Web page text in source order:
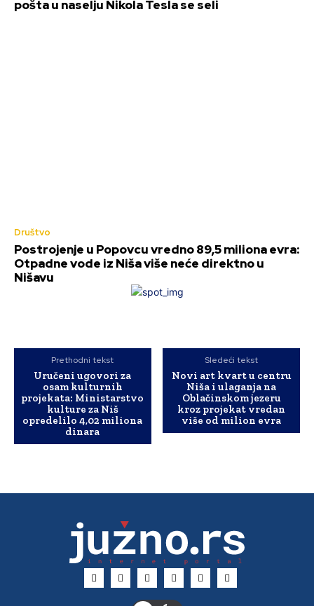
pošta u naselju Nikola Tesla se seli
Društvo
Postrojenje u Popovcu vredno 89,5 miliona evra:
Otpadne vode iz Niša više neće direktno u
Nišavu
Prethodni tekst
Uručeni ugovori za
osam kulturnih
projekata: Ministarstvo
kulture za Niš
opredelilo 4,02 miliona
dinara
Sledeći tekst
Novi art kvart u centru
Niša i ulaganja na
Oblačinskom jezeru
kroz projekat vredan
više od milion evra